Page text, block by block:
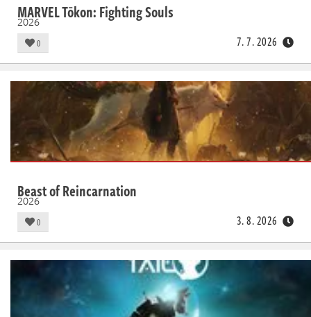
MARVEL Tōkon: Fighting Souls
2026
0 7. 7. 2026
Beast of Reincarnation
2026
0 3. 8. 2026